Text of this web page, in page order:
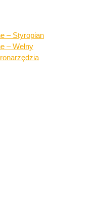
– Styropian
– Wełny​